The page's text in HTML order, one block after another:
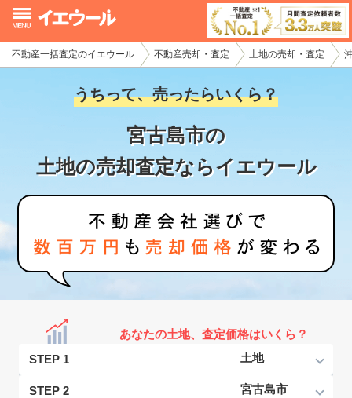
不動産一括査定のイエウール 不動産売却・査定 土地の売却・査定
うちって、売ったらいくら？
宮古島市の
土地の売却査定ならイエウール
あなたの土地、査定価格はいくら？
STEP 1
STEP 2
イエウール加盟希望の不動産会社様
初めての方へ
不動産の売却・一括査定
家査定シミュレーター
お問い合わせ